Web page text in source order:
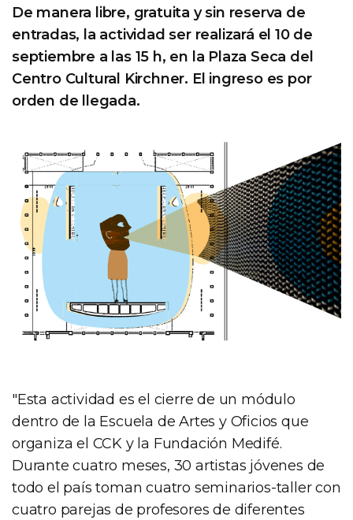
De manera libre, gratuita y sin reserva de
entradas, la actividad ser realizará el 10 de
septiembre a las 15 h, en la Plaza Seca del
Centro Cultural Kirchner. El ingreso es por
orden de llegada.
"Esta actividad es el cierre de un módulo
dentro de la Escuela de Artes y Oficios que
organiza el CCK y la Fundación Medifé.
Durante cuatro meses, 30 artistas jóvenes de
todo el país toman cuatro seminarios-taller con
cuatro parejas de profesores de diferentes